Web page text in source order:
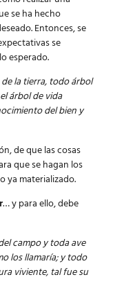
se ha hecho
Entonces, se
se
esperado.
la tierra, todo árbol
árbol de vida
del bien y
de que las cosas
que se hagan los
ya materializado.
… y para ello, debe
campo y toda ave
los llamaría; y todo
viviente, tal fue su